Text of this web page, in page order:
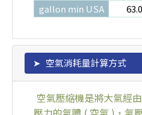
gallon min USA
空氣消耗量計算方式
空氣壓縮機是將大氣經